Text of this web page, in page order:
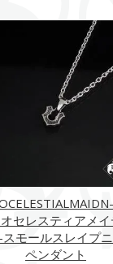
セレスティアメ
スモールスレイプ
ペンダント